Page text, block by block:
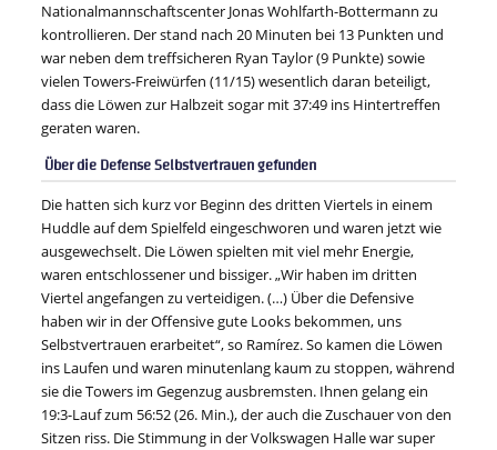
Nationalmannschaftscenter Jonas Wohlfarth-Bottermann zu
kontrollieren. Der stand nach 20 Minuten bei 13 Punkten und
war neben dem treffsicheren Ryan Taylor (9 Punkte) sowie
vielen Towers-Freiwürfen (11/15) wesentlich daran beteiligt,
dass die Löwen zur Halbzeit sogar mit 37:49 ins Hintertreffen
geraten waren.
Über die Defense Selbstvertrauen gefunden
Die hatten sich kurz vor Beginn des dritten Viertels in einem
Huddle auf dem Spielfeld eingeschworen und waren jetzt wie
ausgewechselt. Die Löwen spielten mit viel mehr Energie,
waren entschlossener und bissiger. „Wir haben im dritten
Viertel angefangen zu verteidigen. (…) Über die Defensive
haben wir in der Offensive gute Looks bekommen, uns
Selbstvertrauen erarbeitet“, so Ramírez. So kamen die Löwen
ins Laufen und waren minutenlang kaum zu stoppen, während
sie die Towers im Gegenzug ausbremsten. Ihnen gelang ein
19:3-Lauf zum 56:52 (26. Min.), der auch die Zuschauer von den
Sitzen riss. Die Stimmung in der Volkswagen Halle war super